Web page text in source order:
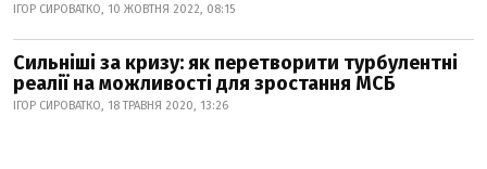
ІГОР СИРОВАТКО, 10 ЖОВТНЯ 2022, 08:15
Сильніші за кризу: як перетворити турбулентні
реалії на можливості для зростання МСБ
ІГОР СИРОВАТКО, 18 ТРАВНЯ 2020, 13:26